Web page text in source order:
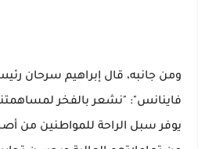
ومن جانبه، قال إبراهيم سرحان
فاينانس": "نشعر بالفخر
يوفر سبل الراحة للمواطنين من